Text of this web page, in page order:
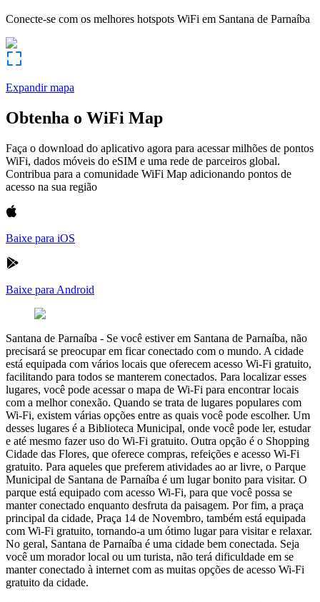
Conecte-se com os melhores hotspots WiFi em Santana de Parnaíba
Expandir mapa
Obtenha o WiFi Map
Faça o download do aplicativo agora para acessar milhões de pontos
WiFi, dados móveis do eSIM e uma rede de parceiros global.
Contribua para a comunidade WiFi Map adicionando pontos de
acesso na sua região
Baixe para iOS
Baixe para Android
Santana de Parnaíba - Se você estiver em Santana de Parnaíba, não
precisará se preocupar em ficar conectado com o mundo. A cidade
está equipada com vários locais que oferecem acesso Wi-Fi gratuito,
facilitando para todos se manterem conectados. Para localizar esses
lugares, você pode acessar o mapa de Wi-Fi para encontrar locais
com a melhor conexão. Quando se trata de lugares populares com
Wi-Fi, existem várias opções entre as quais você pode escolher. Um
desses lugares é a Biblioteca Municipal, onde você pode ler, estudar
e até mesmo fazer uso do Wi-Fi gratuito. Outra opção é o Shopping
Cidade das Flores, que oferece compras, refeições e acesso Wi-Fi
gratuito. Para aqueles que preferem atividades ao ar livre, o Parque
Municipal de Santana de Parnaíba é um lugar bonito para visitar. O
parque está equipado com acesso Wi-Fi, para que você possa se
manter conectado enquanto desfruta da paisagem. Por fim, a praça
principal da cidade, Praça 14 de Novembro, também está equipada
com Wi-Fi gratuito, tornando-a um ótimo lugar para visitar e relaxar.
No geral, Santana de Parnaíba é uma cidade bem conectada. Seja
você um morador local ou um turista, não terá dificuldade em se
manter conectado à internet com as muitas opções de acesso Wi-Fi
gratuito da cidade.